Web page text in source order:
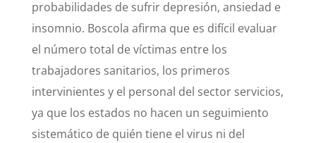
probabilidades de sufrir depresión, ansiedad e
insomnio. Boscola afirma que es difícil evaluar
el número total de víctimas entre los
trabajadores sanitarios, los primeros
intervinientes y el personal del sector servicios,
ya que los estados no hacen un seguimiento
sistemático de quién tiene el virus ni del